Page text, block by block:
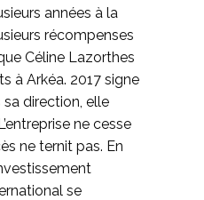
années à la
récompenses
Céline Lazorthes
à Arkéa. 2017 signe
direction, elle
ne cesse
ne ternit pas. En
se